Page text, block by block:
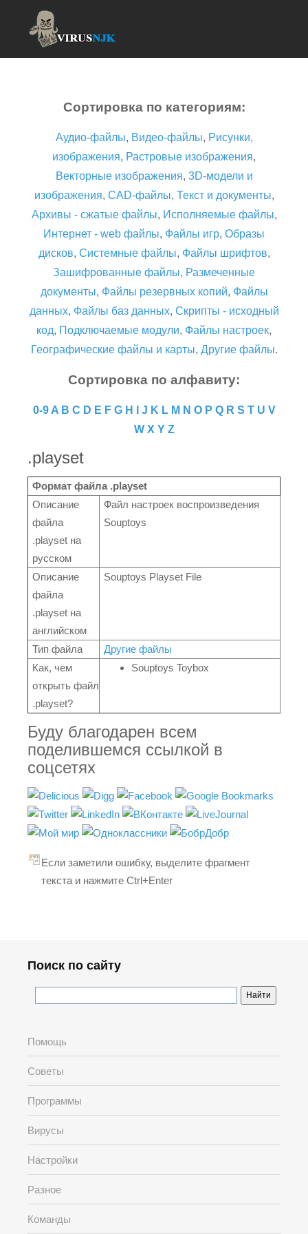
Сортировка по категориям:
Аудио-файлы, Видео-файлы, Рисунки,
изображения, Растровые изображения,
Векторные изображения, 3D-модели и
изображения, CAD-файлы, Текст и документы,
Архивы - сжатые файлы, Исполняемые файлы,
Интернет - web файлы, Файлы игр, Образы
дисков, Системные файлы, Файлы шрифтов,
Зашифрованные файлы, Размеченные
документы, Файлы резервных копий, Файлы
данных, Файлы баз данных, Скрипты - исходный
код, Подключаемые модули, Файлы настроек,
Географические файлы и карты, Другие файлы.
Сортировка по алфавиту:
0-9 A B C D E F G H J K L M N O P Q R S T U V
W X Y Z
.playset
Формат файла .playset
Описание
файла
.playset на
русском
Файл настроек воспроизведения
Souptoys
Описание
файла
.playset на
английском
Souptoys Playset File
Тип файла
Другие файлы
Как, чем
открыть файл
.playset?
Souptoys Toybox
Буду благодарен всем
поделившемся ссылкой в
соцсетях
Если заметили ошибку, выделите фрагмент
текста и нажмите Ctrl+Enter
Поиск по сайту
Помощь
Советы
Программы
Вирусы
Настройки
Разное
Команды